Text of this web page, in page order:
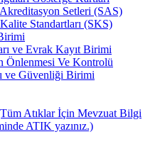
Akreditasyon Setleri (SAS)
Standartları (SKS)
ve Evrak Kayıt Birimi
Önlenmesi Ve Kontrolü
ve Güvenliği Birimi
Atıklar İçin Mevzuat Bilgi
ATIK yazınız.)